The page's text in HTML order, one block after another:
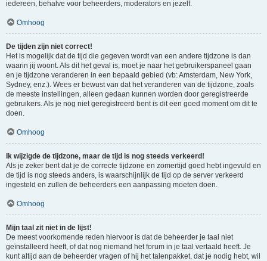
iedereen, behalve voor beheerders, moderators en jezelf.
Omhoog
De tijden zijn niet correct!
Het is mogelijk dat de tijd die gegeven wordt van een andere tijdzone is dan
waarin jij woont. Als dit het geval is, moet je naar het gebruikerspaneel gaan
en je tijdzone veranderen in een bepaald gebied (vb: Amsterdam, New York,
Sydney, enz.). Wees er bewust van dat het veranderen van de tijdzone, zoals
de meeste instellingen, alleen gedaan kunnen worden door geregistreerde
gebruikers. Als je nog niet geregistreerd bent is dit een goed moment om dit te
doen.
Omhoog
Ik wijzigde de tijdzone, maar de tijd is nog steeds verkeerd!
Als je zeker bent dat je de correcte tijdzone en zomertijd goed hebt ingevuld en
de tijd is nog steeds anders, is waarschijnlijk de tijd op de server verkeerd
ingesteld en zullen de beheerders een aanpassing moeten doen.
Omhoog
Mijn taal zit niet in de lijst!
De meest voorkomende reden hiervoor is dat de beheerder je taal niet
geïnstalleerd heeft, of dat nog niemand het forum in je taal vertaald heeft. Je
kunt altijd aan de beheerder vragen of hij het talenpakket, dat je nodig hebt, wil